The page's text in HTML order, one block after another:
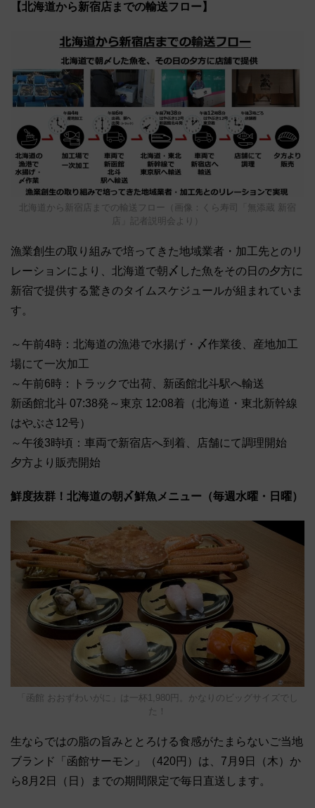
【北海道から新宿店までの輸送フロー】
北海道から新宿店までの輸送フロー（画像：くら寿司「無添蔵 新宿
店」記者説明会より）
漁業創生の取り組みで培ってきた地域業者・加工先とのリ
レーションにより、北海道で朝〆した魚をその日の夕方に
新宿で提供する驚きのタイムスケジュールが組まれていま
す。
～午前4時：北海道の漁港で水揚げ・〆作業後、産地加工
場にて一次加工
～午前6時：トラックで出荷、新函館北斗駅へ輸送
新函館北斗 07:38発～東京 12:08着（北海道・東北新幹線
はやぶさ12号）
～午後3時頃：車両で新宿店へ到着、店舗にて調理開始
夕方より販売開始
鮮度抜群！北海道の朝〆鮮魚メニュー（毎週水曜・日曜）
「函館 おおずわいがに」は一杯1,980円。かなりのビッグサイズでし
た！
生ならではの脂の旨みととろける食感がたまらないご当地
ブランド「函館サーモン」（420円）は、7月9日（木）か
ら8月2日（日）までの期間限定で毎日直送します。